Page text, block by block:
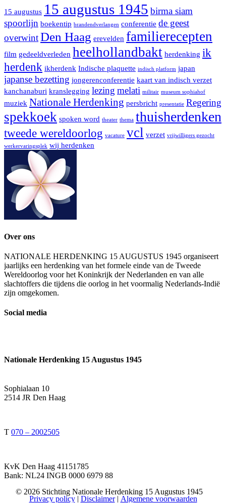
15 augustus 15 augustus 1945 birma siam
spoorlijn boekentip brandendverlangen conferentie de geest
overwintDen Haag erevelden familierecepten
film gedeeldverleden heelhollandbakt herdenking ik
herdenk ikherdenk Indische plaquette indisch platform japan
japanse bezetting jongerenconferentie kaart van indisch verzet
kanchanaburi kranslegging lezing melati militair museum sophiahof
muziek Nationale Herdenking persbricht presentatie Regering
spekkoek spoken word theater thema thuisherdenken
tweede wereldoorlog vacature vcl verzet vrijwilligers gezocht
werkervaringsplek wij herdenken
Over ons
NATIONALE HERDENKING 15 AUGUSTUS 1945 organiseert
jaarlijks een herdenking van het formele einde van de Tweede
Wereldoorlog voor het Koninkrijk der Nederlanden en van alle
slachtoffers die tijdens die oorlog in het voormalig Nederlands-Indië
zijn omgekomen.
Social media
Nationale Herdenking 15 Augustus 1945
Sophialaan 10
2514 JR Den Haag
T 070 – 2002505
KvK Den Haag 41151785
Bank: NL24 INGB 0000 6979 88
© 2026Stichting Nationale Herdenking 15 Augustus 1945
Privacy policy| Disclaimer| Algemene voorwaarden